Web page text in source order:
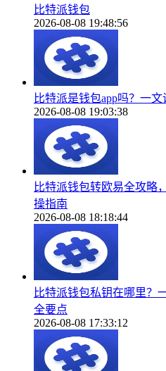
比特派钱包
2026-08-08 19:48:56
比特派是钱包app吗？一
2026-08-08 19:03:38
比特派钱包转欧易全攻略
操指南
2026-08-08 18:18:44
比特派钱包私钥在哪里？
全要点
2026-08-08 17:33:12